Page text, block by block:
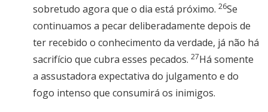
sobretudo agora que o dia está próximo. 26Se
continuamos a pecar deliberadamente depois de
ter recebido o conhecimento da verdade, já não há
sacrifício que cubra esses pecados. 27Há somente
a assustadora expectativa do julgamento e do
fogo intenso que consumirá os inimigos.